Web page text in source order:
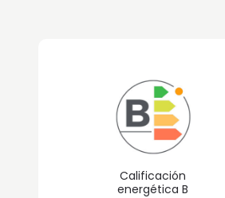
Calificación
energética B